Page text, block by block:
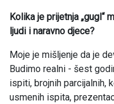
Kolika je prijetnja „gugl“
ljudi i naravno djece?
Moje je mišljenje da je
Budimo realni - šest
ispiti, brojnih parcijalnih,
usmenih ispita,